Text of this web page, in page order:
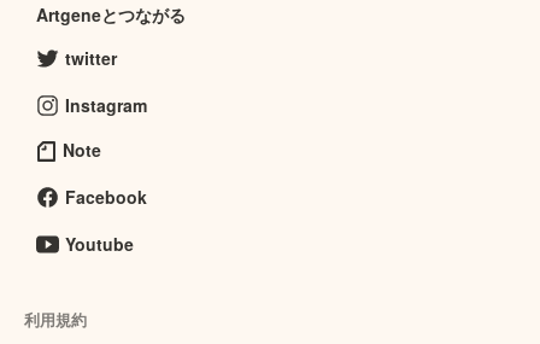
Artgeneとつながる
twitter
Instagram
Note
Facebook
Youtube
利用規約